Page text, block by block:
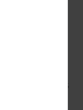
eerste
starters
2021